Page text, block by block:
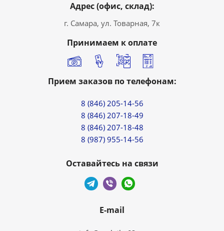
Адрес (офис, склад):
г. Самара, ул. Товарная, 7к
Принимаем к оплате
Прием заказов по телефонам:
8 (846) 205-14-56
8 (846) 207-18-49
8 (846) 207-18-48
8 (987) 955-14-56
Оставайтесь на связи
E-mail